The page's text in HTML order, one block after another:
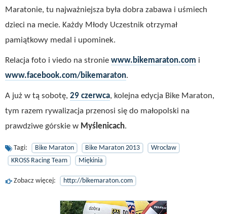
Maratonie, tu najważniejsza była dobra zabawa i uśmiech
dzieci na mecie. Każdy Młody Uczestnik otrzymał
pamiątkowy medal i upominek.
Relacja foto i viedo na stronie www.bikemaraton.com i
www.facebook.com/bikemaraton.
A już w tą sobotę, 29 czerwca, kolejna edycja Bike Maraton,
tym razem rywalizacja przenosi się do małopolski na
prawdziwe górskie w Myślenicach.
Tagi: Bike Maraton Bike Maraton 2013
Wrocław
KROSS Racing Team
Miękinia
Zobacz więcej: http://bikemaraton.com